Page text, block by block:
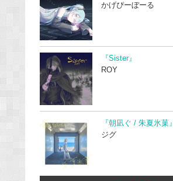
かげぴーぼーる
『Sister』
ROY
『朝凪ぐ / 朱夏氷菓』
ジグ